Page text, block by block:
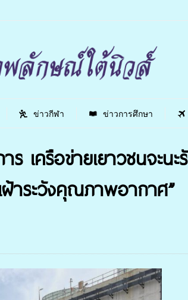
ข่าวกีฬา ข่าวการศึกษา
ร เครือข่ายเยาวชนจะ
ฝ้าระวังคุณภาพอากาศ”